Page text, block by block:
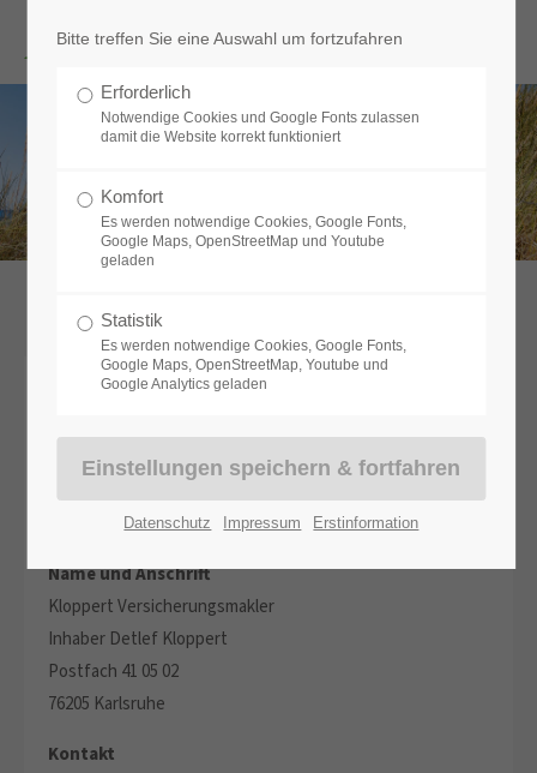
Versicherungsvermittlerordnung
Informationspflicht
Name und Anschrift
Kloppert Versicherungsmakler
Inhaber Detlef Kloppert
Postfach 41 05 02
76205 Karlsruhe
Kontakt
Bitte treffen Sie eine Auswahl um fortzufahren
Erforderlich
Notwendige Cookies und Google Fonts zulassen
damit die Website korrekt funktioniert
Komfort
Es werden notwendige Cookies, Google Fonts,
Google Maps, OpenStreetMap und Youtube
geladen
Statistik
Es werden notwendige Cookies, Google Fonts,
Google Maps, OpenStreetMap, Youtube und
Google Analytics geladen
Datenschutz Impressum Erstinformation